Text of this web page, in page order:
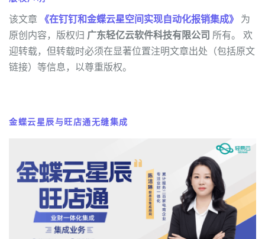
该文章 《在钉钉和金蝶云星空间实现自动化报销集成》 为
原创内容，版权归 广东轻亿云软件科技有限公司 所有。 欢
迎转载，但转载时必须在显著位置注明文章出处（包括原文
链接）等信息，以尊重版权。
金蝶云星辰与旺店通无缝集成